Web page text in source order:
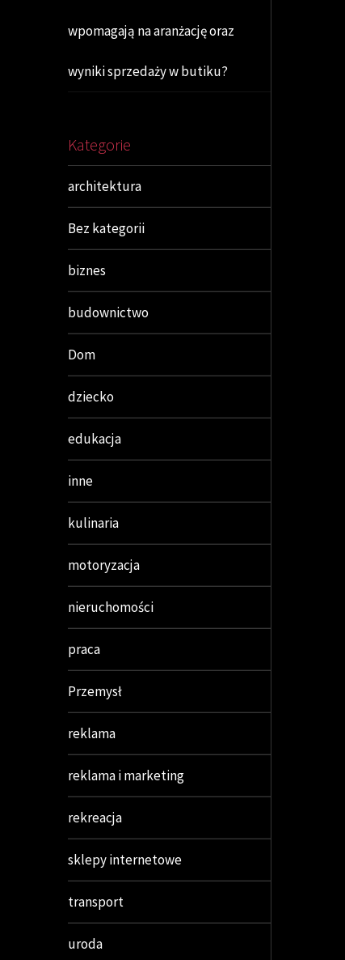
wpomagają na aranżację oraz
wyniki sprzedaży w butiku?
Kategorie
architektura
Bez kategorii
biznes
budownictwo
Dom
dziecko
edukacja
inne
kulinaria
motoryzacja
nieruchomości
praca
Przemysł
reklama
reklama i marketing
rekreacja
sklepy internetowe
transport
uroda